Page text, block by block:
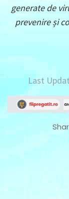
generate de
prevenire și
Last